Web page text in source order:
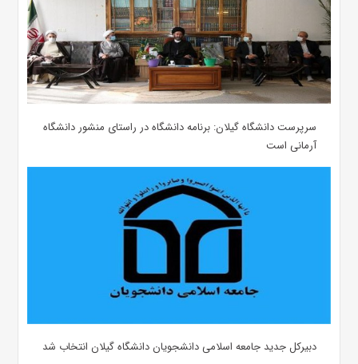
سرپرست دانشگاه گیلان: برنامه دانشگاه در راستای منشور دانشگاه
آرمانی است
دبیرکل جدید جامعه اسلامی دانشجویان دانشگاه گیلان انتخاب شد